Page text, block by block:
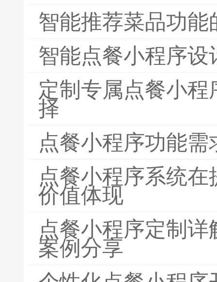
智能推荐菜品功
智能点餐小程序设
定制专属点餐小
择
点餐小程序功能
点餐小程序系统
价值体现
点餐小程序定制
案例分享